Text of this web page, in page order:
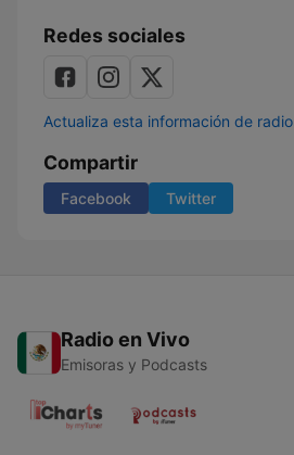
Redes sociales
Actualiza esta información de radio
Compartir
Facebook Twitter
Radio en Vivo
Emisoras y Podcasts